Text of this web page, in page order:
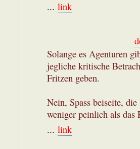
... link
Solange es Agenturen
jegliche kritische
Fritzen geben.
Nein, Spass beiseite,
weniger peinlich als das
... link